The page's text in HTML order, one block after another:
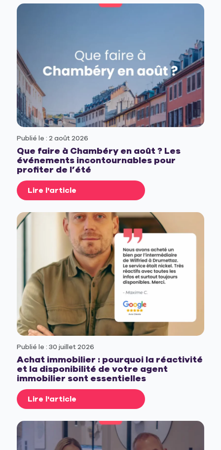
Publié le : 2 août 2026
Que faire à Chambéry en août ? Les
événements incontournables pour
profiter de l’été
Lire l'article
Publié le : 30 juillet 2026
Achat immobilier : pourquoi la réactivité
et la disponibilité de votre agent
immobilier sont essentielles
Lire l'article